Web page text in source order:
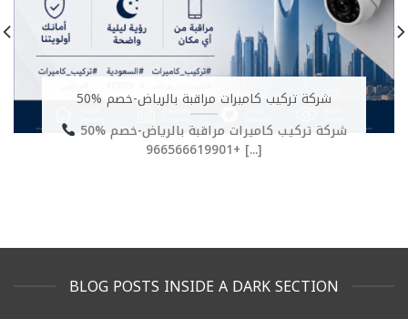
شركة تركيب كاميرات مراقبة بالرياض-خصم %50
شركة تركيب كاميرات مراقبة بالرياض-خصم %50
+966566619901 [...]
BLOG POSTS INSIDE A DARK SECTION